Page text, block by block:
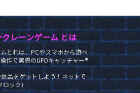
レーンゲーム とは
とれは、PCやスマホから遊べ
作で実際のUFOキャッチャー®
品をゲットしよう！ネットで
ロック)